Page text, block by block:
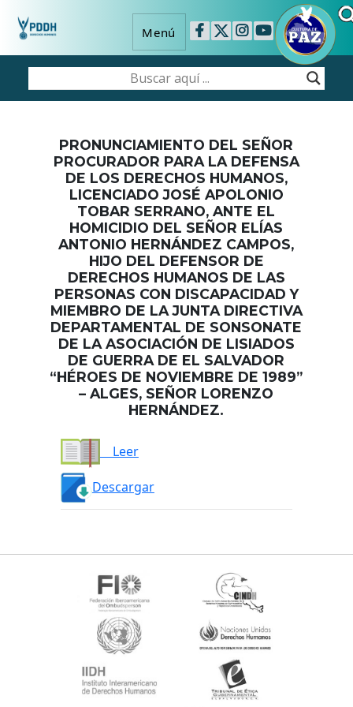
Menú
PRONUNCIAMIENTO DEL SEÑOR
PROCURADOR PARA LA DEFENSA
DE LOS DERECHOS HUMANOS,
LICENCIADO JOSÉ APOLONIO
TOBAR SERRANO, ANTE EL
HOMICIDIO DEL SEÑOR ELÍAS
ANTONIO HERNÁNDEZ CAMPOS,
HIJO DEL DEFENSOR DE
DERECHOS HUMANOS DE LAS
PERSONAS CON DISCAPACIDAD Y
MIEMBRO DE LA JUNTA DIRECTIVA
DEPARTAMENTAL DE SONSONATE
DE LA ASOCIACIÓN DE LISIADOS
DE GUERRA DE EL SALVADOR
“HÉROES DE NOVIEMBRE DE 1989”
– ALGES, SEÑOR LORENZO
HERNÁNDEZ.
Leer
Descargar